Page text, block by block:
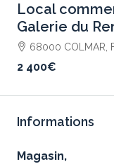
Local
Galerie du
68000 COLMAR,
2 400€
Informations
Magasin,